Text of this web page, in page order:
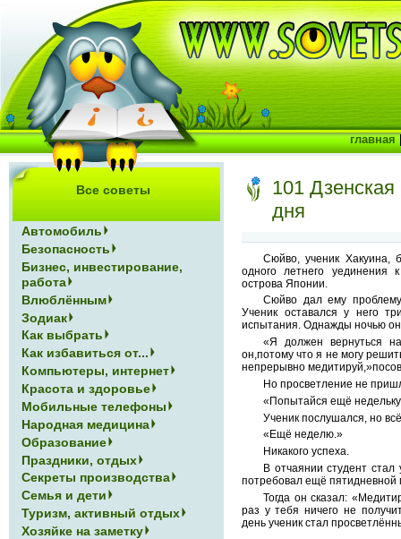
101
дня
Сюйво, ученик Хакуина,
одного летнего
острова Японии.
Сюйво дал ему
Ученик оставался у него
испытания. Однажды ночью
«Я должен вернуться
он,потому что я не могу
непрерывно
Но просветление не
«Попытайся ещё
Ученик послушался, но
«Ещё неделю.»
Никакого успеха.
В отчаянии студент
потребовал ещё пятидневной
Тогда он сказал:
раз у тебя ничего не
день ученик стал
Все советы
Автомобиль
Безопасность
Бизнес, инвестирование,
работа
Влюблённым
Зодиак
Как выбрать
Как избавиться от...
Компьютеры, интернет
Красота и здоровье
Мобильные телефоны
Народная медицина
Образование
Праздники, отдых
Секреты производства
Семья и дети
Туризм, активный отдых
Хозяйке на заметку
главная